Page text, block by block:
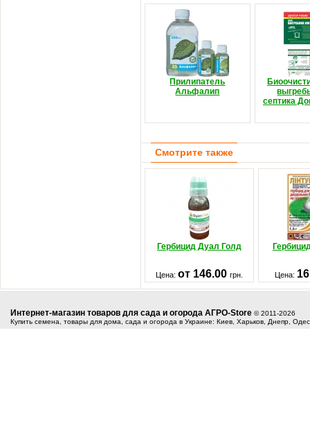
Прилипатель
Альфалип
септика
Смотрите также
Гербицид Дуал Голд
Цена: от 146.00 грн. Цена:
Интернет-магазин товаров для сада и огорода АГРО-Store © 2011-2026
Купить семена, товары для дома, сада и огорода в Украине: Киев, Харьков, Днепр,